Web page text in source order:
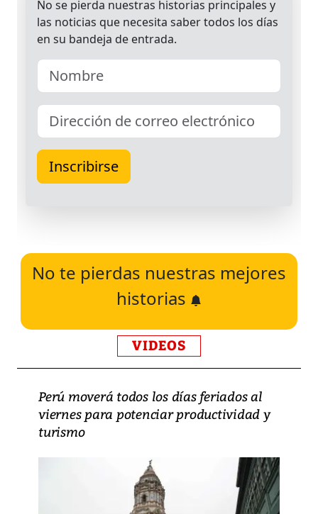
No te pierdas nuestras mejores
historias
VIDEOS
Perú moverá todos los días feriados al
viernes para potenciar productividad y
turismo